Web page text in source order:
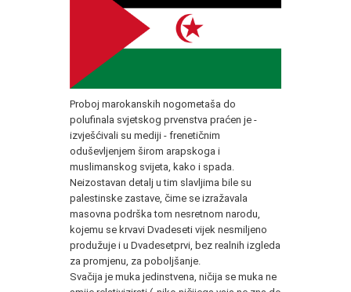
Proboj marokanskih nogometaša do
polufinala svjetskog prvenstva praćen je -
izvješćivali su mediji - frenetičnim
oduševljenjem širom arapskoga i
muslimanskog svijeta, kako i spada.
Neizostavan detalj u tim slavljima bile su
palestinske zastave, čime se izražavala
masovna podrška tom nesretnom narodu,
kojemu se krvavi Dvadeseti vijek nesmiljeno
produžuje i u Dvadesetprvi, bez realnih izgleda
za promjenu, za poboljšanje.
Svačija je muka jedinstvena, ničija se muka ne